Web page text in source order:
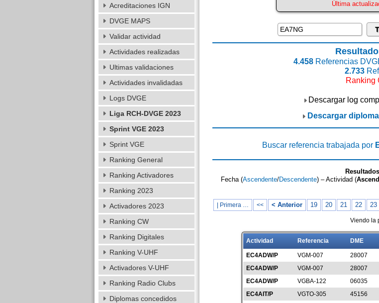
Última
4.458Referencias
2.733
Ranking
Descargar log
Descargar
Buscar referencia trabajada por
Fecha (Ascendente/Descendente) – Actividad (
| Primera … << < Anterior 19 20 21 22 23
Viendo la
Actividad Referencia DME
EC4ADW/P VGM-007 28007
EC4ADW/P
VGM-007 28007
EC4ADW/P
VGBA-122 06035
EC4AIT/P
VGTO-305 45156
Acreditaciones IGN
DVGE MAPS
Validar actividad
Actividades realizadas
Ultimas validaciones
Actividades invalidadas
Logs DVGE
Liga RCH-DVGE 2023
Sprint VGE 2023
Sprint VGE
Ranking General
Ranking Activadores
Ranking 2023
Activadores 2023
Ranking CW
Ranking Digitales
Ranking V-UHF
Activadores V-UHF
Ranking Radio Clubs
Diplomas concedidos